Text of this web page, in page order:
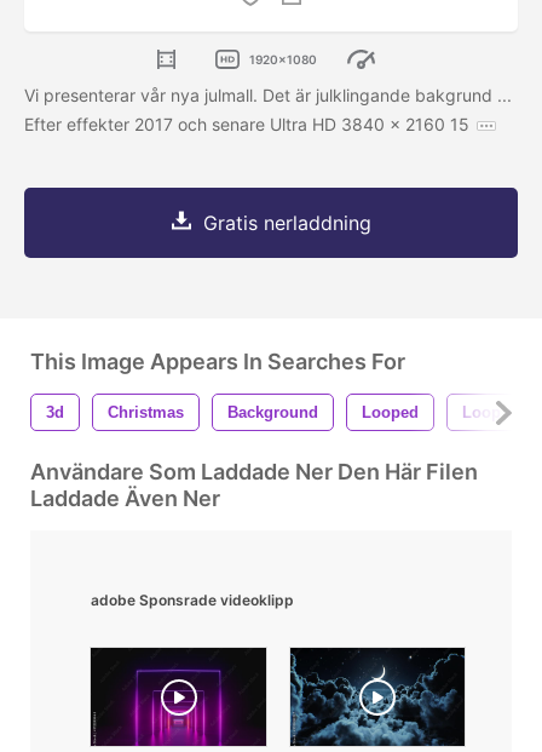
1920x1080
Vi presenterar vår nya julmall. Det är julklingande bakgrund ...
Efter effekter 2017 och senare Ultra HD 3840 x 2160 15
Gratis nerladdning
This Image Appears In Searches For
3d Christmas Background Looped Loop Able
Användare Som Laddade Ner Den Här Filen
Laddade Även Ner
adobe Sponsrade videoklipp